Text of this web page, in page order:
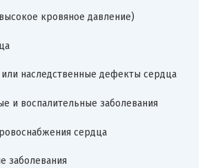
кровяное давление)
наследственные дефекты сердца
и воспалительные заболевания
сердца
заболевания